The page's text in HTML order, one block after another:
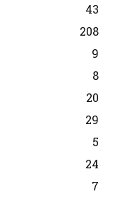
43
208
9
8
20
29
5
24
7